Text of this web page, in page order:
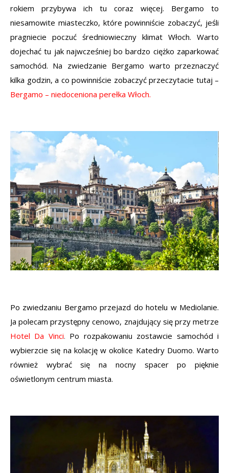
rokiem przybywa ich tu coraz więcej. Bergamo to
niesamowite miasteczko, które powinniście zobaczyć, jeśli
pragniecie poczuć średniowieczny klimat Włoch. Warto
dojechać tu jak najwcześniej bo bardzo ciężko zaparkować
samochód. Na zwiedzanie Bergamo warto przeznaczyć
kilka godzin, a co powinniście zobaczyć przeczytacie tutaj –
Bergamo – niedoceniona perełka Włoch.
Po zwiedzaniu Bergamo przejazd do hotelu w Mediolanie.
Ja polecam przystępny cenowo, znajdujący się przy metrze
Hotel Da Vinci. Po rozpakowaniu zostawcie samochód i
wybierzcie się na kolację w okolice Katedry Duomo. Warto
również wybrać się na nocny spacer po pięknie
oświetlonym centrum miasta.